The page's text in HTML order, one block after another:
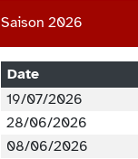
Saison 2026
Date
19/07/2026
28/06/2026
08/06/2026